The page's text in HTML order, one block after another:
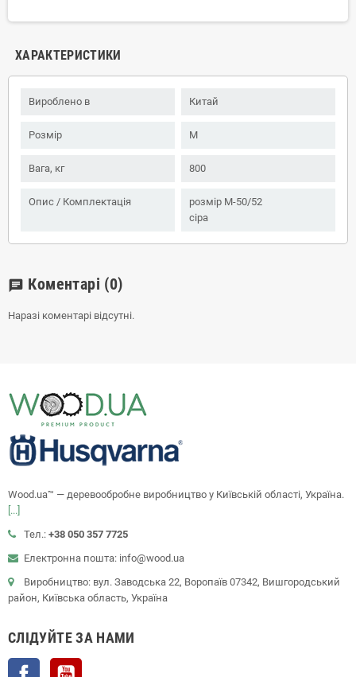
ХАРАКТЕРИСТИКИ
Вироблено в Китай
Розмір M
Вага, кг 800
Опис / Комплектація
розмір M-50/52
сіра
chat Коментарі (0)
Наразі коментарі відсутні.
Wood.ua™ — деревообробне виробництво у Київській області, Україна.
[...]
Тел.: +38 050 357 7725
Електронна пошта: info@wood.ua
Виробництво: вул. Заводська 22, Воропаїв 07342, Вишгородський
район, Київська область, Україна
СЛІДУЙТЕ ЗА НАМИ
Facebook